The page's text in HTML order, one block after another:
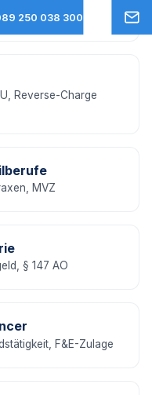
DAC7
Reverse-Charge
MVZ
§ 147 AO
F&E-Zulage
250 038 300